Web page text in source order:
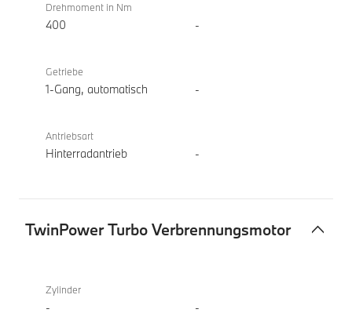
Drehmoment in Nm
400 -
Getriebe
1-Gang, automatisch -
Antriebsart
Hinterradantrieb -
TwinPower Turbo Verbrennungsmotor
Turbo
Verbrennungsmotor
eDrive40
Berline
Zylinder
- -